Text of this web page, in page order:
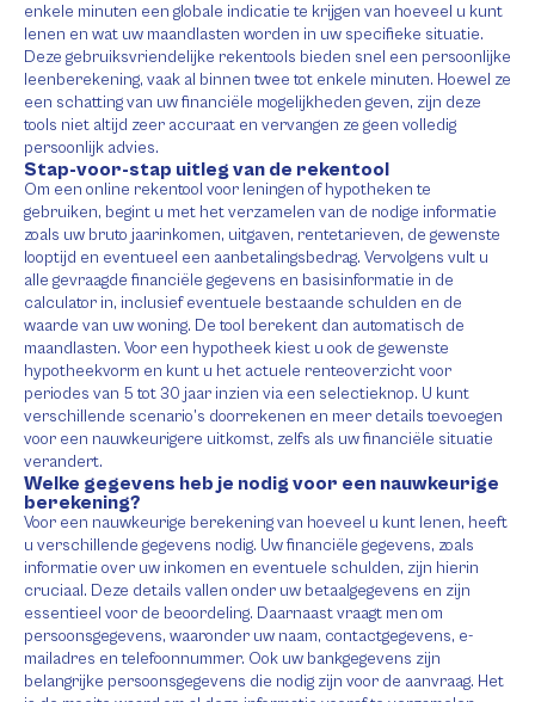
enkele minuten een globale indicatie te krijgen van hoeveel u kunt
lenen en wat uw maandlasten worden in uw specifieke situatie.
Deze gebruiksvriendelijke rekentools bieden snel een persoonlijke
leenberekening, vaak al binnen twee tot enkele minuten. Hoewel ze
een schatting van uw financiële mogelijkheden geven, zijn deze
tools niet altijd zeer accuraat en vervangen ze geen volledig
persoonlijk advies.
Stap-voor-stap uitleg van de rekentool
Om een online rekentool voor leningen of hypotheken te
gebruiken, begint u met het verzamelen van de nodige informatie
zoals uw bruto jaarinkomen, uitgaven, rentetarieven, de gewenste
looptijd en eventueel een aanbetalingsbedrag. Vervolgens vult u
alle gevraagde financiële gegevens en basisinformatie in de
calculator in, inclusief eventuele bestaande schulden en de
waarde van uw woning. De tool berekent dan automatisch de
maandlasten. Voor een hypotheek kiest u ook de gewenste
hypotheekvorm en kunt u het actuele renteoverzicht voor
periodes van 5 tot 30 jaar inzien via een selectieknop. U kunt
verschillende scenario’s doorrekenen en meer details toevoegen
voor een nauwkeurigere uitkomst, zelfs als uw financiële situatie
verandert.
Welke gegevens heb je nodig voor een nauwkeurige
berekening?
Voor een nauwkeurige berekening van hoeveel u kunt lenen, heeft
u verschillende gegevens nodig. Uw financiële gegevens, zoals
informatie over uw inkomen en eventuele schulden, zijn hierin
cruciaal. Deze details vallen onder uw betaalgegevens en zijn
essentieel voor de beoordeling. Daarnaast vraagt men om
persoonsgegevens, waaronder uw naam, contactgegevens, e-
mailadres en telefoonnummer. Ook uw bankgegevens zijn
belangrijke persoonsgegevens die nodig zijn voor de aanvraag. Het